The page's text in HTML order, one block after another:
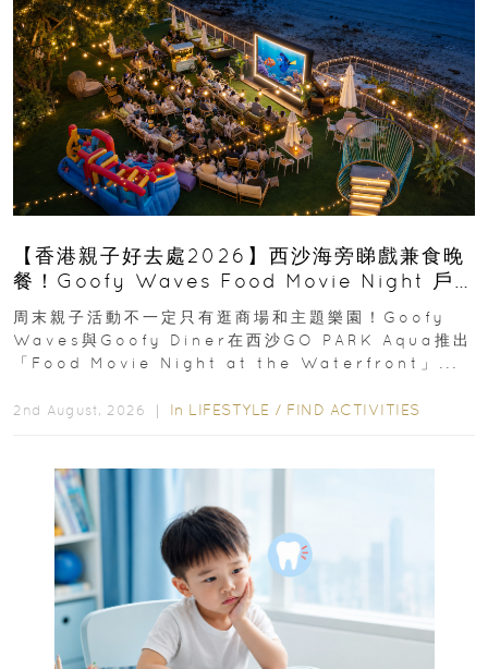
【香港親子好去處2026】西沙海旁睇戲兼食晚
餐！Goofy Waves Food Movie Night 戶
外影院逢週末登場
周末親子活動不一定只有逛商場和主題樂園！Goofy
Waves與Goofy Diner在西沙GO PARK Aqua推出
「Food Movie Night at the Waterfront」...
2nd August, 2026 ｜ In LIFESTYLE / FIND ACTIVITIES